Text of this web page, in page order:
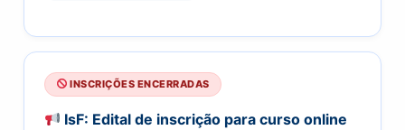
INSCRIÇÕES ENCERRADAS
IsF: Edital de inscrição para curso online